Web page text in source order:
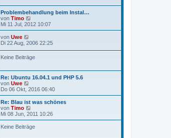
e
r
e
i
r
a
g
Problembehandlung beim Instal…
von Timo
e
u
s
e
r
e
i
r
a
g
Mi 11 Jul, 2012 10:07
von Uwe
e
s
e
r
e
i
t
r
a
g
Di 22 Aug, 2006 22:25
Keine Beiträge
Re: Ubuntu 16.04.1 und PHP 5.6
von Uwe
e
u
e
s
t
B
Do 06 Okt, 2016 06:40
Re: Blau ist was schönes
von Timo
e
u
e
s
Mi 08 Jun, 2011 10:26
Keine Beiträge